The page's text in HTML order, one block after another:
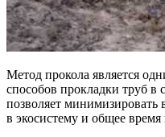
Метод прокола является
способов прокладки труб
позволяет минимизировать
в экосистему и общее